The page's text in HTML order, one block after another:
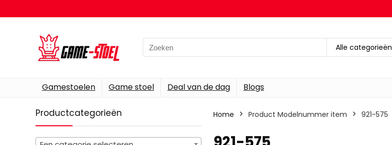
Search
for:
Alle categorieën
Gamestoelen Game stoel Deal van de dag Blogs
Productcategorieën Home Product Modelnummer item ‎921-575